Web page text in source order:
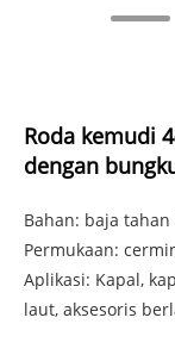
Roda kemudi
dengan
Bahan: baja
Permukaan:
Aplikasi: Kapal,
laut, aksesoris